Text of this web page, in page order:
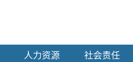
人力资源 社会责任